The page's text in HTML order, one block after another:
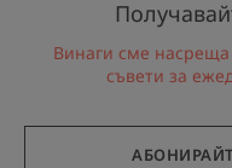
Винаги сме
съвети за